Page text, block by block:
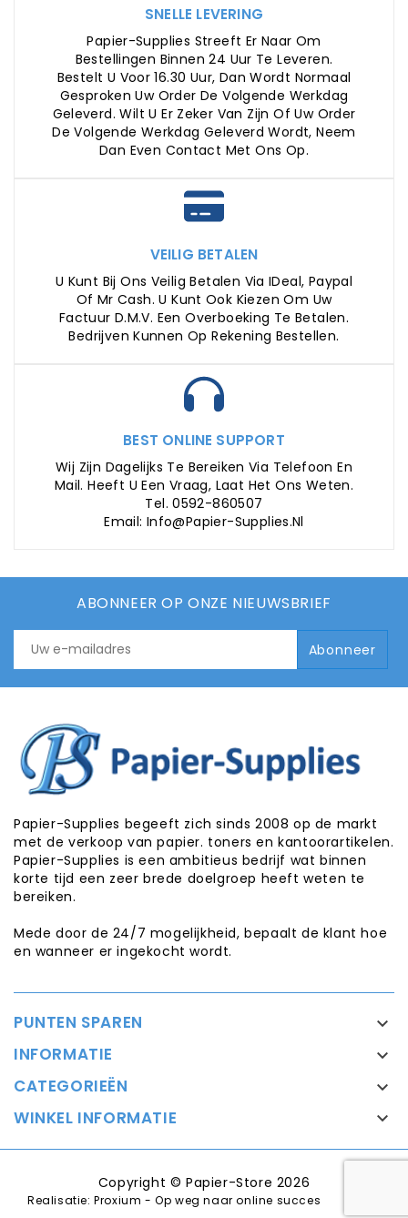
SNELLE LEVERING
Papier-Supplies Streeft Er Naar Om
Bestellingen Binnen 24 Uur Te Leveren.
Bestelt U Voor 16.30 Uur, Dan Wordt Normaal
Gesproken Uw Order De Volgende Werkdag
Geleverd. Wilt U Er Zeker Van Zijn Of Uw Order
De Volgende Werkdag Geleverd Wordt, Neem
Dan Even Contact Met Ons Op.
VEILIG BETALEN
U Kunt Bij Ons Veilig Betalen Via IDeal, Paypal
Of Mr Cash. U Kunt Ook Kiezen Om Uw
Factuur D.m.v. Een Overboeking Te Betalen.
Bedrijven Kunnen Op Rekening Bestellen.
BEST ONLINE SUPPORT
Wij Zijn Dagelijks Te Bereiken Via Telefoon En
Mail. Heeft U Een Vraag, Laat Het Ons Weten.
Tel. 0592-860507
Email: Info@papier-Supplies.nl
ABONNEER OP ONZE NIEUWSBRIEF
Papier-Supplies begeeft zich sinds 2008 op de markt
met de verkoop van papier. toners en kantoorartikelen.
Papier-Supplies is een ambitieus bedrijf wat binnen
korte tijd een zeer brede doelgroep heeft weten te
bereiken.
Mede door de 24/7 mogelijkheid, bepaalt de klant hoe
en wanneer er ingekocht wordt.
PUNTEN SPAREN

INFORMATIE

CATEGORIEËN

WINKEL INFORMATIE

Copyright © Papier-Store 2026
Realisatie:Proxium - Op weg naar online succes